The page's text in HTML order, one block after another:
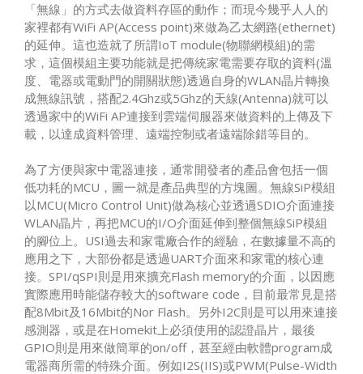
「無線」的方式去做資料存區的動作；而現今幾乎人人的
家裡都有WiFi AP(Access point)來做為乙太網路(ethernet)
的延伸。這也造就了所謂IoT module(物聯網模組)的需
求，這個模組主要功能就是把傳統家電需要存取的資料(溫
度、電器或電動門的開關狀態)透過自身的WLAN晶片轉換
成無線訊號，搭配2.4Ghz或5Ghz的天線(Antenna)就可以
透過家中的WiFi AP連接到雲端伺服器來做資料的上傳及下
載，以達成資料管理、遠端控制或者遠端除錯等目的。
為了方便與家中電器連接，通常開發者的產品會包括一個
低功耗的MCU，圖一就是產品典型的方塊圖。無線SiP模組
以MCU(Micro Control Unit)做為核心並透過SDIO介面連接
WLAN晶片，再把MCU的I/O介面延伸到整個無線SiP模組
的腳位上。USI過去和家電廠合作的經驗，在數據量不高的
應用之下，大部份都是透過UART介面來和家電的核心連
接。SPI/qSPI則是用來擴充Flash memory的介面，以因應
實際應用時能儲存較大的software code，目前最常見是搭
配8Mbit及16Mbit的Nor Flash。另外I2C則是可以用來連接
感測器，或是在Homekit上必須使用的認證晶片，最後
GPIO則是用來做簡單的on/off，甚至經由軟體program成
電器商所需的特殊介面。例如I2S(IIS)或PWM(Pulse-Width